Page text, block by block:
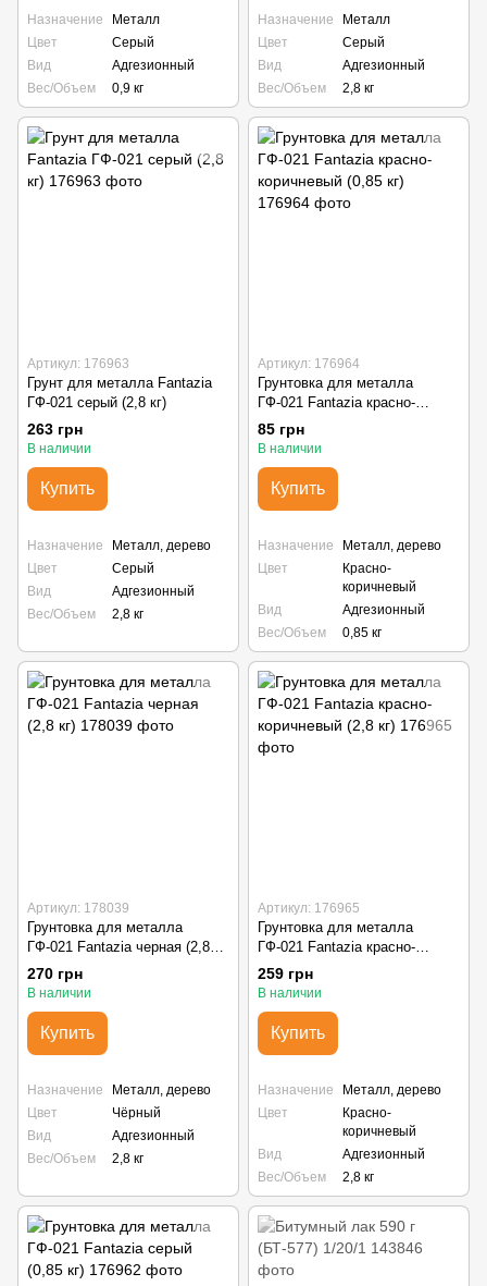
Назначение
Металл
Цвет
Серый
Вид
Адгезионный
Вес/Объем
0,9 кг
Назначение
Металл
Цвет
Серый
Вид
Адгезионный
Вес/Объем
2,8 кг
Артикул: 176963
Грунт для металла Fantazia
ГФ-021 серый (2,8 кг)
263 грн
В наличии
Купить
Назначение
Металл, дерево
Цвет
Серый
Вид
Адгезионный
Вес/Объем
2,8 кг
Артикул: 176964
Грунтовка для металла
ГФ-021 Fantazia красно-
коричневый (0,85 кг)
85 грн
В наличии
Купить
Назначение
Металл, дерево
Цвет
Красно-
коричневый
Вид
Адгезионный
Вес/Объем
0,85 кг
Артикул: 178039
Грунтовка для металла
ГФ-021 Fantazia черная (2,8
кг)
270 грн
В наличии
Купить
Назначение
Металл, дерево
Цвет
Чёрный
Вид
Адгезионный
Вес/Объем
2,8 кг
Артикул: 176965
Грунтовка для металла
ГФ-021 Fantazia красно-
коричневый (2,8 кг)
259 грн
В наличии
Купить
Назначение
Металл, дерево
Цвет
Красно-
коричневый
Вид
Адгезионный
Вес/Объем
2,8 кг